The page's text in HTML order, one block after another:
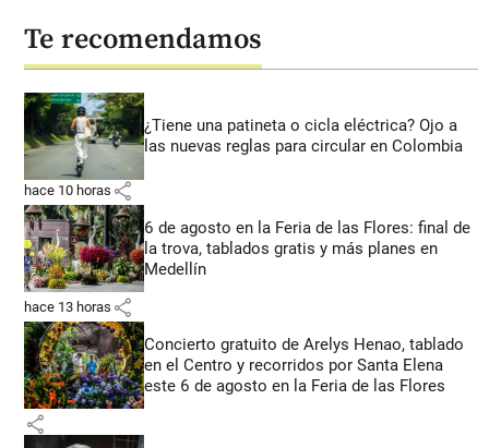
Te recomendamos
¿Tiene una patineta o cicla eléctrica? Ojo a
las nuevas reglas para circular en Colombia
hace 10 horas share
6 de agosto en la Feria de las Flores: final de
la trova, tablados gratis y más planes en
Medellín
hace 13 horas share
Concierto gratuito de Arelys Henao, tablado
en el Centro y recorridos por Santa Elena
este 6 de agosto en la Feria de las Flores
share